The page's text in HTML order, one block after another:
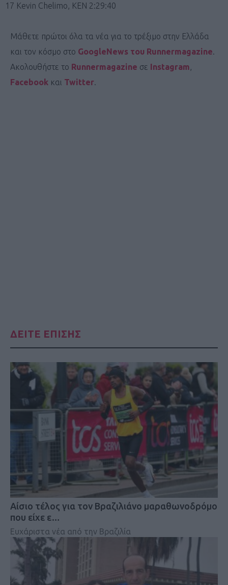
17 Kevin Chelimo, KEN 2:29:40
Μάθετε πρώτοι όλα τα νέα για το τρέξιμο στην Ελλάδα
και τον κόσμο στο GoogleNews του Runnermagazine.
Ακολουθήστε το Runnermagazine σε Instagram,
Facebook και Twitter.
ΔΕΙΤΕ ΕΠΙΣΗΣ
Αίσιο τέλος για τον Βραζιλιάνο μαραθωνοδρόμο
που είχε ε…
Ευχάριστα νέα από την Βραζιλία